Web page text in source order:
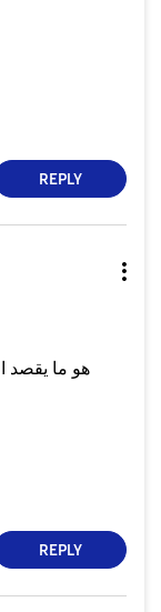
REPLY
هو ما يقصد
REPLY